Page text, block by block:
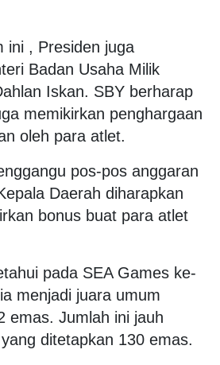
ini , Presiden juga
Badan Usaha Milik
Iskan. SBY berharap
memikirkan penghargaan
oleh para atlet.
pos-pos anggaran
Daerah diharapkan
bonus buat para atlet
pada SEA Games ke-
menjadi juara umum
emas. Jumlah ini jauh
ditetapkan 130 emas.